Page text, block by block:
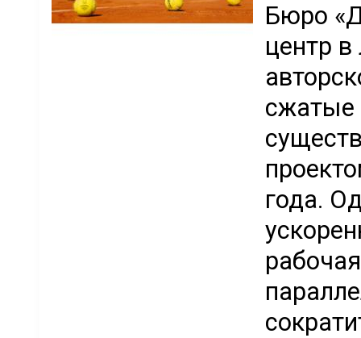
Бюро
центр
сжатые
года.